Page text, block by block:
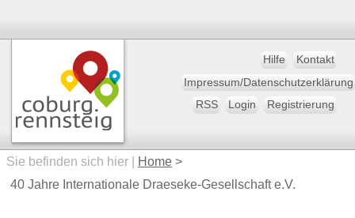
Hilfe
Kontakt
Impressum/Datenschutzerklärung
RSS
Login Registrierung
Sie befinden sich hier | Home >
40 Jahre Internationale Draeseke-Gesellschaft e.V.